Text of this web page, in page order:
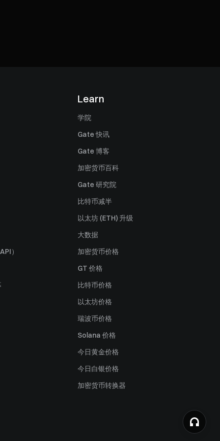
）
Learn
学院
Gate 快讯
Gate 博客
加密货币百科
Gate 研究院
比特币减半
以太坊 (ETH) 升级
大数据
加密货币价格
GT 价格
比特币价格
以太坊价格
瑞波币价格
Solana 价格
今日黄金价格
今日白银价格
加密货币转换器